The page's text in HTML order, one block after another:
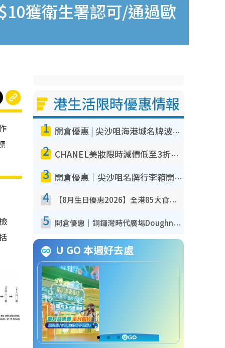
獲衛生署認可/通過歐
港生活限時優惠情報
1 開倉優惠 | 尖沙咀海港城名牌波鞋開倉低至1折！On鞋$899起／Joy&Peace鞋履$98起
2 CHANEL美妝限時減價低至3折！人氣粉底/唇膏/精華液低至$275！COCO香水都有平
3 開倉優惠｜尖沙咀名牌行李箱開倉低至4折！一連5日 American Tourister/ace./Hallmark $200起！
4 【8月生日優惠2026】全港85大食買玩著數攻略 自助餐/火鍋放題同行免費＋誠品/DONKI送現金券
5 開倉優惠｜銅鑼灣時代廣場Doughnut/Campo Marzio開倉低至1折！背囊、書包、手袋劈價$200起
U GO 本週好去處